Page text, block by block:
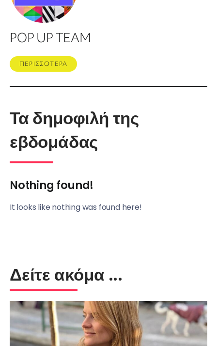
POP UP TEAM
ΠΕΡΙΣΣΟΤΕΡΑ
Τα δημοφιλή της
εβδομάδας
Nothing found!
It looks like nothing was found here!
Δείτε ακόμα ...